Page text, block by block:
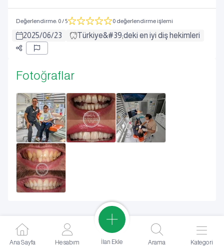
Değerlendirme: 0/ 5 0 değerlendirme işlemi
2025/06/23 Türkiye&#39;deki en iyi diş hekimleri
Fotoğraflar
Ana Sayfa Hesabım İlan Ekle Arama Kategori